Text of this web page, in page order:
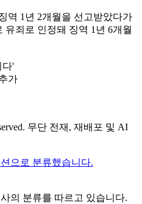
역 1년 2개월을 선고받았다가
유죄로 인정돼 징역 1년 6개월
다'
가
무단 전재, 재배포 및 AI
으로 분류했습니다.
의 분류를 따르고 있습니다.